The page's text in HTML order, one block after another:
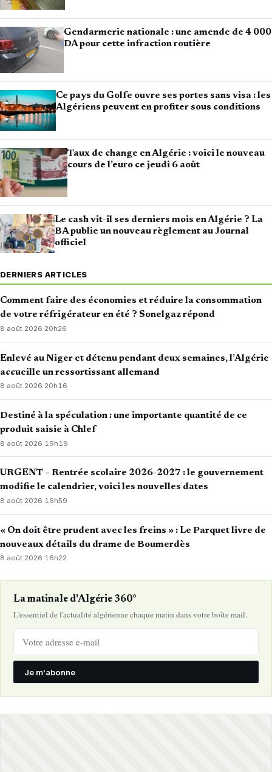
Gendarmerie nationale : une amende de 4 000
DA pour cette infraction routière
Ce pays du Golfe ouvre ses portes sans visa : les
Algériens peuvent en profiter sous conditions
Taux de change en Algérie : voici le nouveau
cours de l’euro ce jeudi 6 août
Le cash vit-il ses derniers mois en Algérie ? La
BA publie un nouveau règlement au Journal
officiel
DERNIERS ARTICLES
Comment faire des économies et réduire la consommation
de votre réfrigérateur en été ? Sonelgaz répond
8 août 2026·20h26
Enlevé au Niger et détenu pendant deux semaines, l’Algérie
accueille un ressortissant allemand
8 août 2026·20h16
Destiné à la spéculation : une importante quantité de ce
produit saisie à Chlef
8 août 2026· 19h19
URGENT – Rentrée scolaire 2026-2027 : le gouvernement
modifie le calendrier, voici les nouvelles dates
8 août 2026·16h59
« On doit être prudent avec les freins » : Le Parquet livre de
nouveaux détails du drame de Boumerdès
8 août 2026·16h22
La matinale d'Algérie 360°
L'essentiel de l'actualité algérienne chaque matin dans votre boîte mail.
Je m'abonne